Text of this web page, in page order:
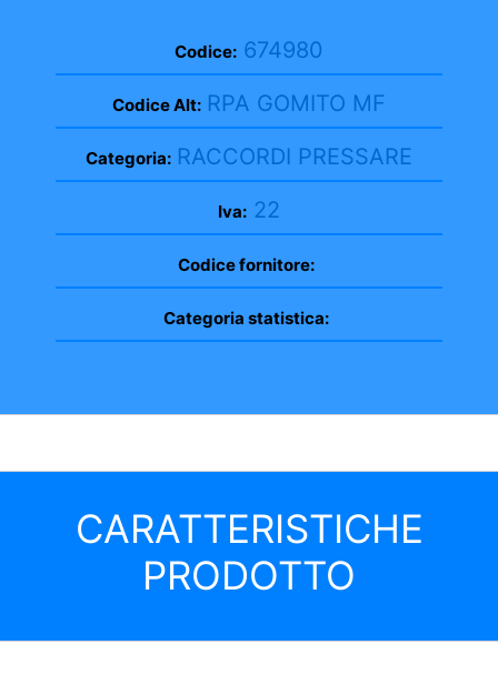
Codice: 674980
Codice Alt: RPA GOMITO MF
Categoria: RACCORDI PRESSARE
Iva: 22
Codice fornitore:
Categoria statistica:
CARATTERISTICHE
PRODOTTO